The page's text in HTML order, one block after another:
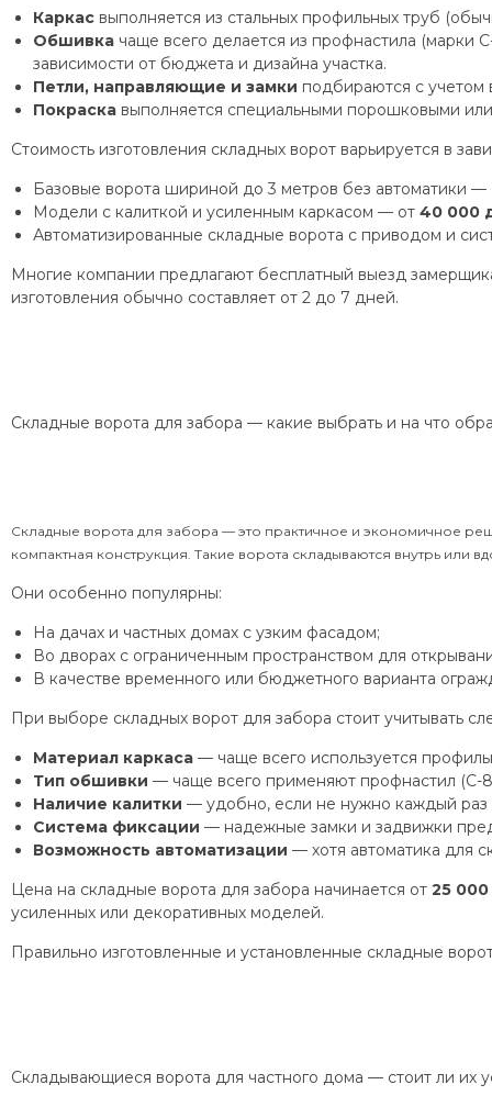
Каркас выполняется из стальных профильных труб
Обшивка чаще всего делается из профнастила (марки
зависимости от бюджета и дизайна участка.
Петли, направляющие и замки подбираются с учетом
Покраска выполняется специальными порошковыми
Стоимость изготовления складных ворот варьируется в
Базовые ворота шириной до 3 метров без автоматики
Модели с калиткой и усиленным каркасом — от 40 000
Автоматизированные складные ворота с приводом и
Многие компании предлагают бесплатный выезд
изготовления обычно составляет от 2 до 7 дней.
Складные ворота для забора — какие выбрать и на что
Складные ворота для забора — это практичное и экономичное
компактная конструкция. Такие ворота складываются внутрь или
Они особенно популярны:
На дачах и частных домах с узким фасадом;
Во дворах с ограниченным пространством для
В качестве временного или бюджетного варианта
При выборе складных ворот для забора стоит учитывать
Материал каркаса — чаще всего используется
Тип обшивки — чаще всего применяют профнастил (С-
Наличие калитки — удобно, если не нужно каждый раз
Система фиксации — надежные замки и задвижки
Возможность автоматизации — хотя автоматика для
Цена на складные ворота для забора начинается от 25
усиленных или декоративных моделей.
Правильно изготовленные и установленные складные
Складывающиеся ворота для частного дома — стоит ли их